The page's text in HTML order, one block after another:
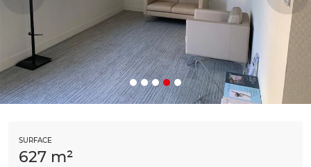
SURFACE
627 m²